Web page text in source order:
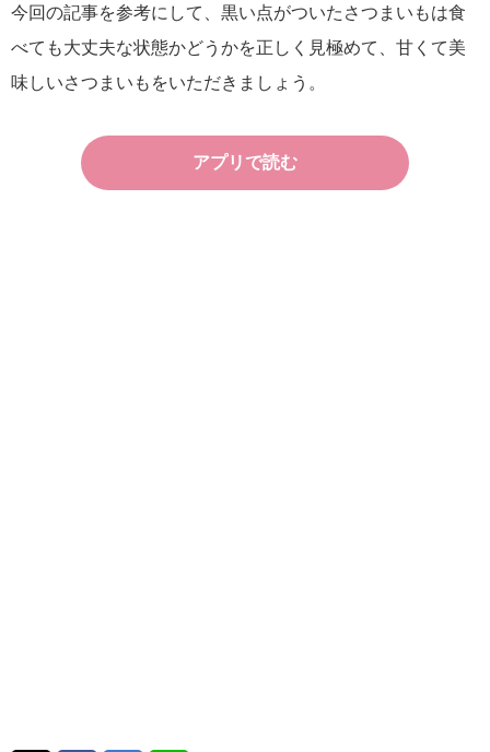
今回の記事を参考にして、黒い点がついたさつまいもは食
べても大丈夫な状態かどうかを正しく見極めて、甘くて美
味しいさつまいもをいただきましょう。
アプリで読む